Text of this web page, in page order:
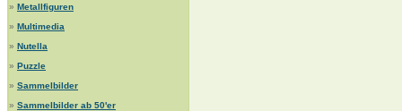
» Metallfiguren
» Multimedia
» Nutella
» Puzzle
» Sammelbilder
» Sammelbilder ab 50'er